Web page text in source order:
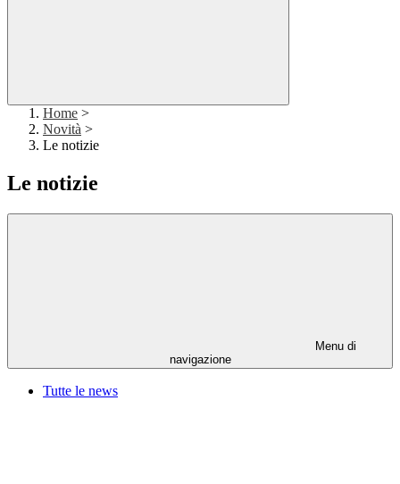
Home >
Novità >
Le notizie
Le notizie
Menu di
navigazione
Tutte le news